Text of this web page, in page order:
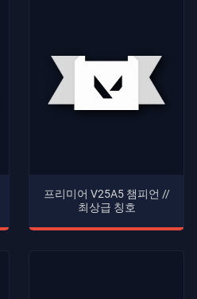
프리미어 V25A5 챔피언 //
최상급 칭호